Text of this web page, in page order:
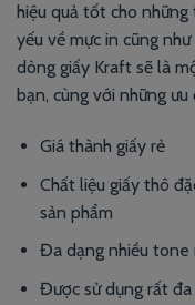
hiệu quả tốt cho
yếu về mực in cũng
dòng giấy Kraft sẽ là
bạn, cùng với những ưu
Giá thành giấy rẻ
Chất liệu giấy thô
sản phẩm
Đa dạng nhiều tone
Được sử dụng rất